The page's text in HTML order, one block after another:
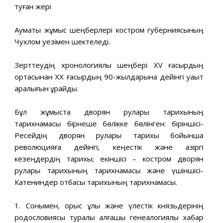
туған жері
Аумақтық жұмыс шеңберлері костром губерниясының
Чухлом уезімен шектеледі.
Зерттеудің хронологиялық шеңбері XV ғасырдың
ортасынан ХХ ғасырдың 90-жылдарына дейінгі уақыт
аралығын құрайды.
Бұл жұмыста дворян рулары тарихының
тарихнамасы бірнеше бөлікке бөлінген: біріншісі-
Ресейдің дворян рулары тарихы бойынша
революцияға дейінгі, кеңестік және қазіргі
кезеңдердің тарихы; екіншісі – костром дворян
рулары тарихының тарихнамасы және үшіншісі-
Катениндер отбасы тарихының тарихнамасы.
1. Сонымен, орыс ұлы және үлестік князьдерінің
родословиясы туралы алғашқы генеалогиялық хабар